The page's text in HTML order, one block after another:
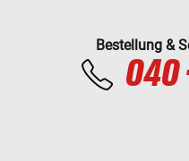
Bestellung &
040